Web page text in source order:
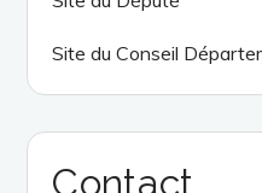
Site du Conseil
Contact